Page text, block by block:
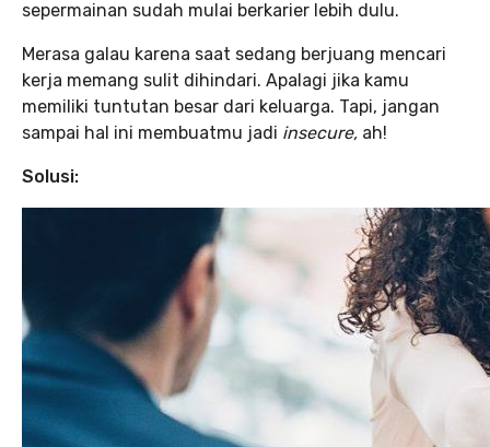
sepermainan sudah mulai berkarier lebih dulu.
Merasa galau karena saat sedang berjuang mencari
kerja memang sulit dihindari. Apalagi jika kamu
memiliki tuntutan besar dari keluarga. Tapi, jangan
sampai hal ini membuatmu jadi insecure, ah!
Solusi: